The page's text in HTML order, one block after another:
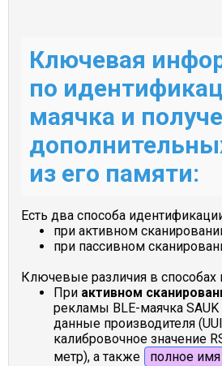
Ключевая
по
маячка и
из его памяти:
Есть два способа
при активном
при пассивном
Ключевые различия в способах
При активном
рекламы BLE-маячка
данные производителя
калибровочное значение
метр), а также
полное имя